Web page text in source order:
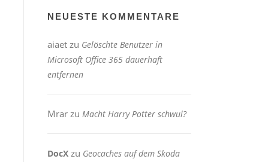
NEUESTE KOMMENTARE
aiaet zu Gelöschte Benutzer in
Microsoft Office 365 dauerhaft
entfernen
Mrar zu Macht Harry Potter schwul?
DocX zu Geocaches auf dem Skoda